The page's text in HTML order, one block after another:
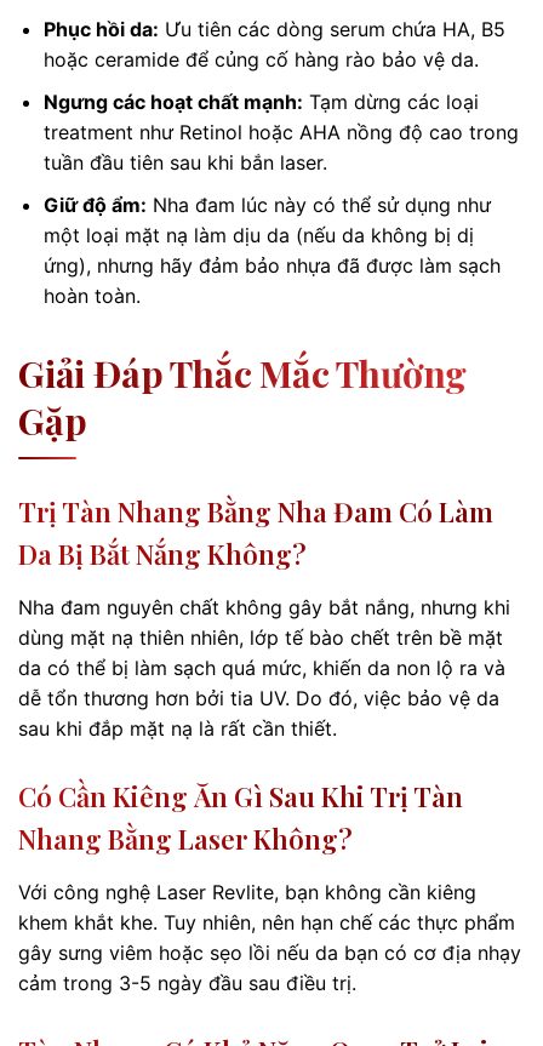
Phục hồi da: Ưu tiên các dòng serum chứa HA, B5
hoặc ceramide để củng cố hàng rào bảo vệ da.
Ngưng các hoạt chất mạnh: Tạm dừng các loại
treatment như Retinol hoặc AHA nồng độ cao trong
tuần đầu tiên sau khi bắn laser.
Giữ độ ẩm: Nha đam lúc này có thể sử dụng như
một loại mặt nạ làm dịu da (nếu da không bị dị
ứng), nhưng hãy đảm bảo nhựa đã được làm sạch
hoàn toàn.
Giải Đáp Thắc Mắc Thường
Gặp
Trị Tàn Nhang Bằng Nha Đam Có Làm
Da Bị Bắt Nắng Không?
Nha đam nguyên chất không gây bắt nắng, nhưng khi
dùng mặt nạ thiên nhiên, lớp tế bào chết trên bề mặt
da có thể bị làm sạch quá mức, khiến da non lộ ra và
dễ tổn thương hơn bởi tia UV. Do đó, việc bảo vệ da
sau khi đắp mặt nạ là rất cần thiết.
Có Cần Kiêng Ăn Gì Sau Khi Trị Tàn
Nhang Bằng Laser Không?
Với công nghệ Laser Revlite, bạn không cần kiêng
khem khắt khe. Tuy nhiên, nên hạn chế các thực phẩm
gây sưng viêm hoặc sẹo lồi nếu da bạn có cơ địa nhạy
cảm trong 3-5 ngày đầu sau điều trị.